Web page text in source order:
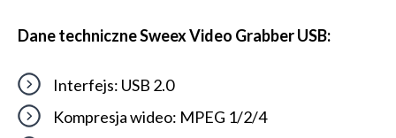
Dane techniczne Sweex Video Grabber USB:
Interfejs: USB 2.0
Kompresja wideo: MPEG 1/2/4